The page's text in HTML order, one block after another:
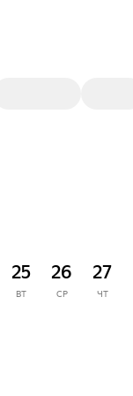
25
ВТ
26
СР
27
ЧТ